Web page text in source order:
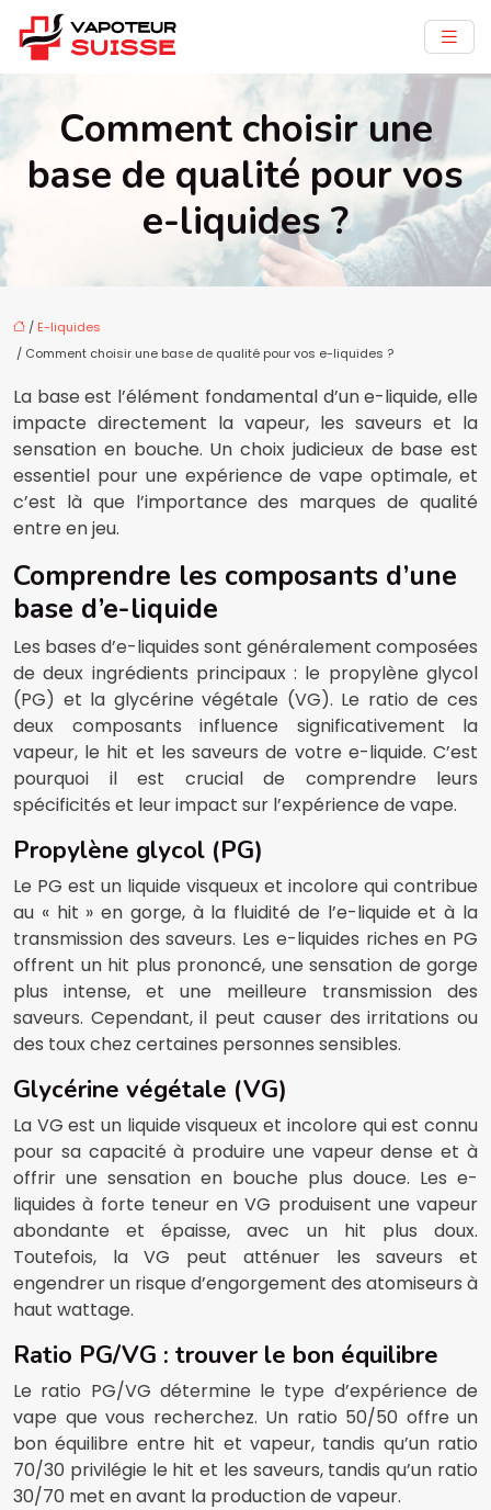
Comment choisir une
base de qualité pour vos
e-liquides ?
/ E-liquides
/ Comment choisir une base de qualité pour vos e-liquides ?
La base est l’élément fondamental d’un e-liquide, elle
impacte directement la vapeur, les saveurs et la
sensation en bouche. Un choix judicieux de base est
essentiel pour une expérience de vape optimale, et
c’est là que l’importance des marques de qualité
entre en jeu.
Comprendre les composants d’une
base d’e-liquide
Les bases d’e-liquides sont généralement composées
de deux ingrédients principaux : le propylène glycol
(PG) et la glycérine végétale (VG). Le ratio de ces
deux composants influence significativement la
vapeur, le hit et les saveurs de votre e-liquide. C’est
pourquoi il est crucial de comprendre leurs
spécificités et leur impact sur l’expérience de vape.
Propylène glycol (PG)
Le PG est un liquide visqueux et incolore qui contribue
au « hit » en gorge, à la fluidité de l’e-liquide et à la
transmission des saveurs. Les e-liquides riches en PG
offrent un hit plus prononcé, une sensation de gorge
plus intense, et une meilleure transmission des
saveurs. Cependant, il peut causer des irritations ou
des toux chez certaines personnes sensibles.
Glycérine végétale (VG)
La VG est un liquide visqueux et incolore qui est connu
pour sa capacité à produire une vapeur dense et à
offrir une sensation en bouche plus douce. Les e-
liquides à forte teneur en VG produisent une vapeur
abondante et épaisse, avec un hit plus doux.
Toutefois, la VG peut atténuer les saveurs et
engendrer un risque d’engorgement des atomiseurs à
haut wattage.
Ratio PG/VG : trouver le bon équilibre
Le ratio PG/VG détermine le type d’expérience de
vape que vous recherchez. Un ratio 50/50 offre un
bon équilibre entre hit et vapeur, tandis qu’un ratio
70/30 privilégie le hit et les saveurs, tandis qu’un ratio
30/70 met en avant la production de vapeur.